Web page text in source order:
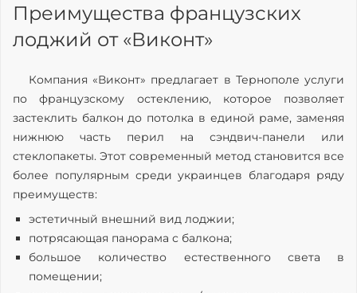
Преимущества французских
лоджий от «Виконт»
Компания «Виконт» предлагает в Тернополе услуги
по французскому остеклению, которое позволяет
застеклить балкон до потолка в единой раме, заменяя
нижнюю часть перил на сэндвич-панели или
стеклопакеты. Этот современный метод становится все
более популярным среди украинцев благодаря ряду
преимуществ:
эстетичный внешний вид лоджии;
потрясающая панорама с балкона;
большое количество естественного света в
помещении;